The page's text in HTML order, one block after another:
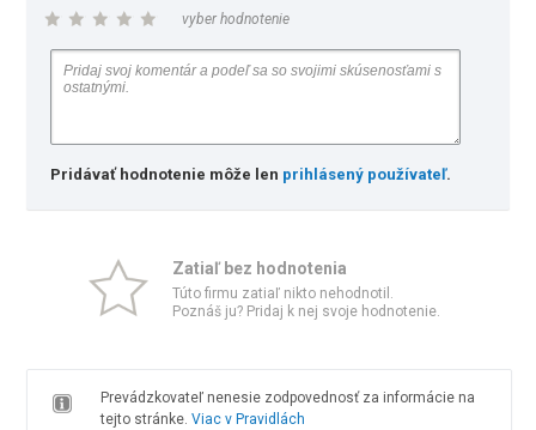
vyber hodnotenie
Pridávať hodnotenie môže len prihlásený používateľ.
Zatiaľ bez hodnotenia
Túto firmu zatiaľ nikto nehodnotil.
Poznáš ju? Pridaj k nej svoje hodnotenie.
Prevádzkovateľ nenesie zodpovednosť za informácie na
tejto stránke. Viac v Pravidlách